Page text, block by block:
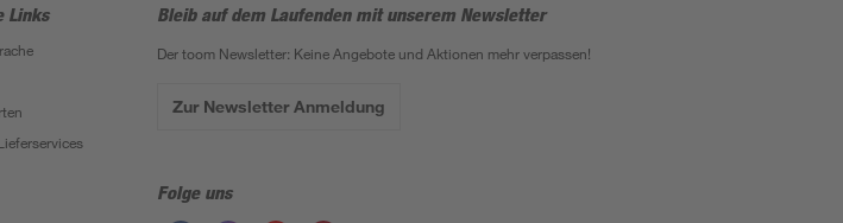
Links Bleib auf dem Laufenden mit unserem Newsletter
Der toom Newsletter: Keine Angebote und Aktionen mehr verpassen!
Zur Newsletter Anmeldung
Folge uns